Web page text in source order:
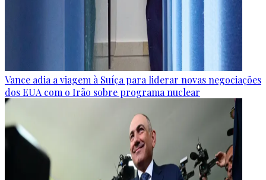
Vance adia a viagem à Suíça para liderar novas negociações
dos EUA com o Irão sobre programa nuclear